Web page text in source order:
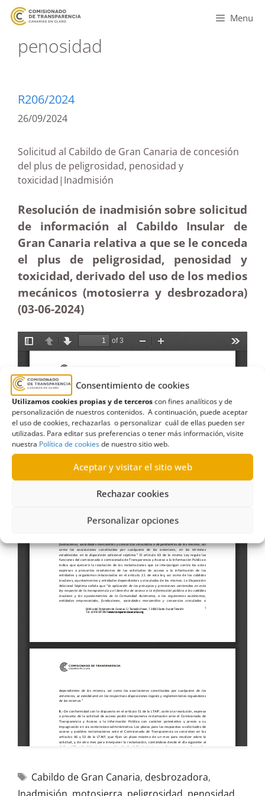
Consentimiento de cookies
Utilizamos cookies propias y de terceroscon fines analíticos y de
personalización de nuestros contenidos. A continuación, puede aceptar
el uso de cookies, rechazarlas o personalizar cuál de ellas pueden ser
utilizadas. Para editar sus preferencias o tener más información, visite
nuestra Política de cookiesde nuestro sitio web.
Aceptar y visitar el sitio web
Rechazar cookies
Personalizar opciones
Menu
penosidad
R206/2024
26/09/2024
Solicitud al Cabildo de Gran Canaria de concesión
del plus de peligrosidad, penosidad y
toxicidad|Inadmisión
Resolución de inadmisión sobre solicitud
de información al Cabildo Insular de
Gran Canaria relativa a que se le conceda
el plus de peligrosidad, penosidad y
toxicidad, derivado del uso de los medios
mecánicos (motosierra y desbrozadora)
(03-06-2024)
Cabildo de Gran Canaria, desbrozadora,